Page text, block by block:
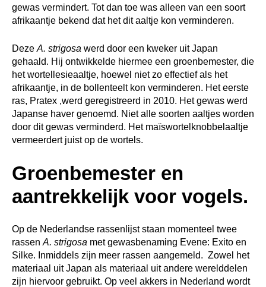
gewas vermindert. Tot dan toe was alleen van een soort
afrikaantje bekend dat het dit aaltje kon verminderen.
Deze A. strigosa werd door een kweker uit Japan
gehaald. Hij ontwikkelde hiermee een groenbemester, die
het wortellesieaaltje, hoewel niet zo effectief als het
afrikaantje, in de bollenteelt kon verminderen. Het eerste
ras, Pratex ,werd geregistreerd in 2010. Het gewas werd
Japanse haver genoemd. Niet alle soorten aaltjes worden
door dit gewas verminderd. Het maïswortelknobbelaaltje
vermeerdert juist op de wortels.
Groenbemester en
aantrekkelijk voor vogels.
Op de Nederlandse rassenlijst staan momenteel twee
rassen A. strigosa met gewasbenaming Evene: Exito en
Silke. Inmiddels zijn meer rassen aangemeld. Zowel het
materiaal uit Japan als materiaal uit andere werelddelen
zijn hiervoor gebruikt. Op veel akkers in Nederland wordt